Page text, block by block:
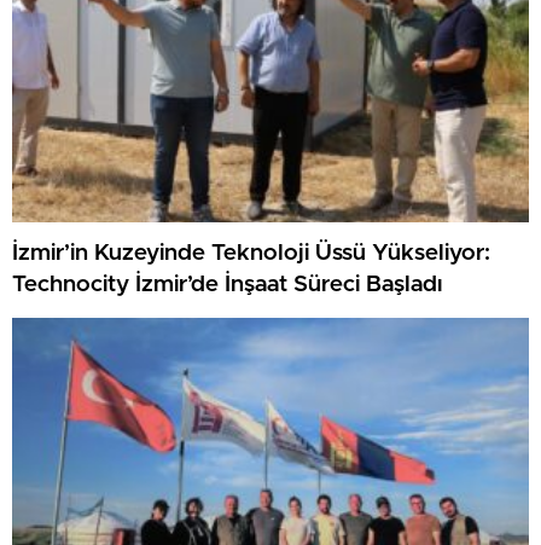
İzmir’in Kuzeyinde Teknoloji Üssü Yükseliyor:
Technocity İzmir’de İnşaat Süreci Başladı